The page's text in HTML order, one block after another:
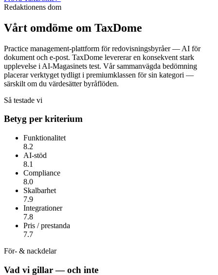
Redaktionens dom
Vårt omdöme om TaxDome
Practice management-plattform för redovisningsbyråer — AI för
dokument och e-post. TaxDome levererar en konsekvent stark
upplevelse i AI-Magasinets test. Vår sammanvägda bedömning
placerar verktyget tydligt i premiumklassen för sin kategori —
särskilt om du värdesätterbyråflöden.
Så testade vi
Betyg per kriterium
Funktionalitet
8.2
AI-stöd
8.1
Compliance
8.0
Skalbarhet
7.9
Integrationer
7.8
Pris / prestanda
7.7
För- & nackdelar
Vad vi gillar — och inte